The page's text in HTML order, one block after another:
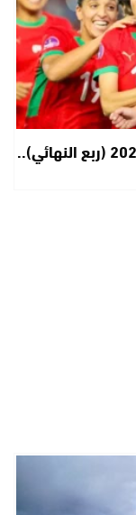
كأس أمم إفريقيا للسيدات – المغرب 2026 (ربع النهائي)..